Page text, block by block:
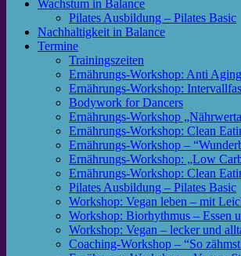
Wachstum in Balance
Pilates Ausbildung – Pilates Basic
Nachhaltigkeit in Balance
Termine
Trainingszeiten
Ernährungs-Workshop: Anti
Ernährungs-Workshop:
Bodywork for Dancers
Ernährungs-Workshop
Ernährungs-Workshop: Clean
Ernährungs-Workshop –
Ernährungs-Workshop: „Low
Ernährungs-Workshop: Clean
Pilates Ausbildung – Pilates Basic
Workshop: Vegan leben – mit
Workshop: Biorhythmus – Essen
Workshop: Vegan – lecker und
Coaching-Workshop – “So